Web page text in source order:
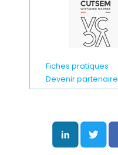
Fiches pratiques
Devenir partenaire